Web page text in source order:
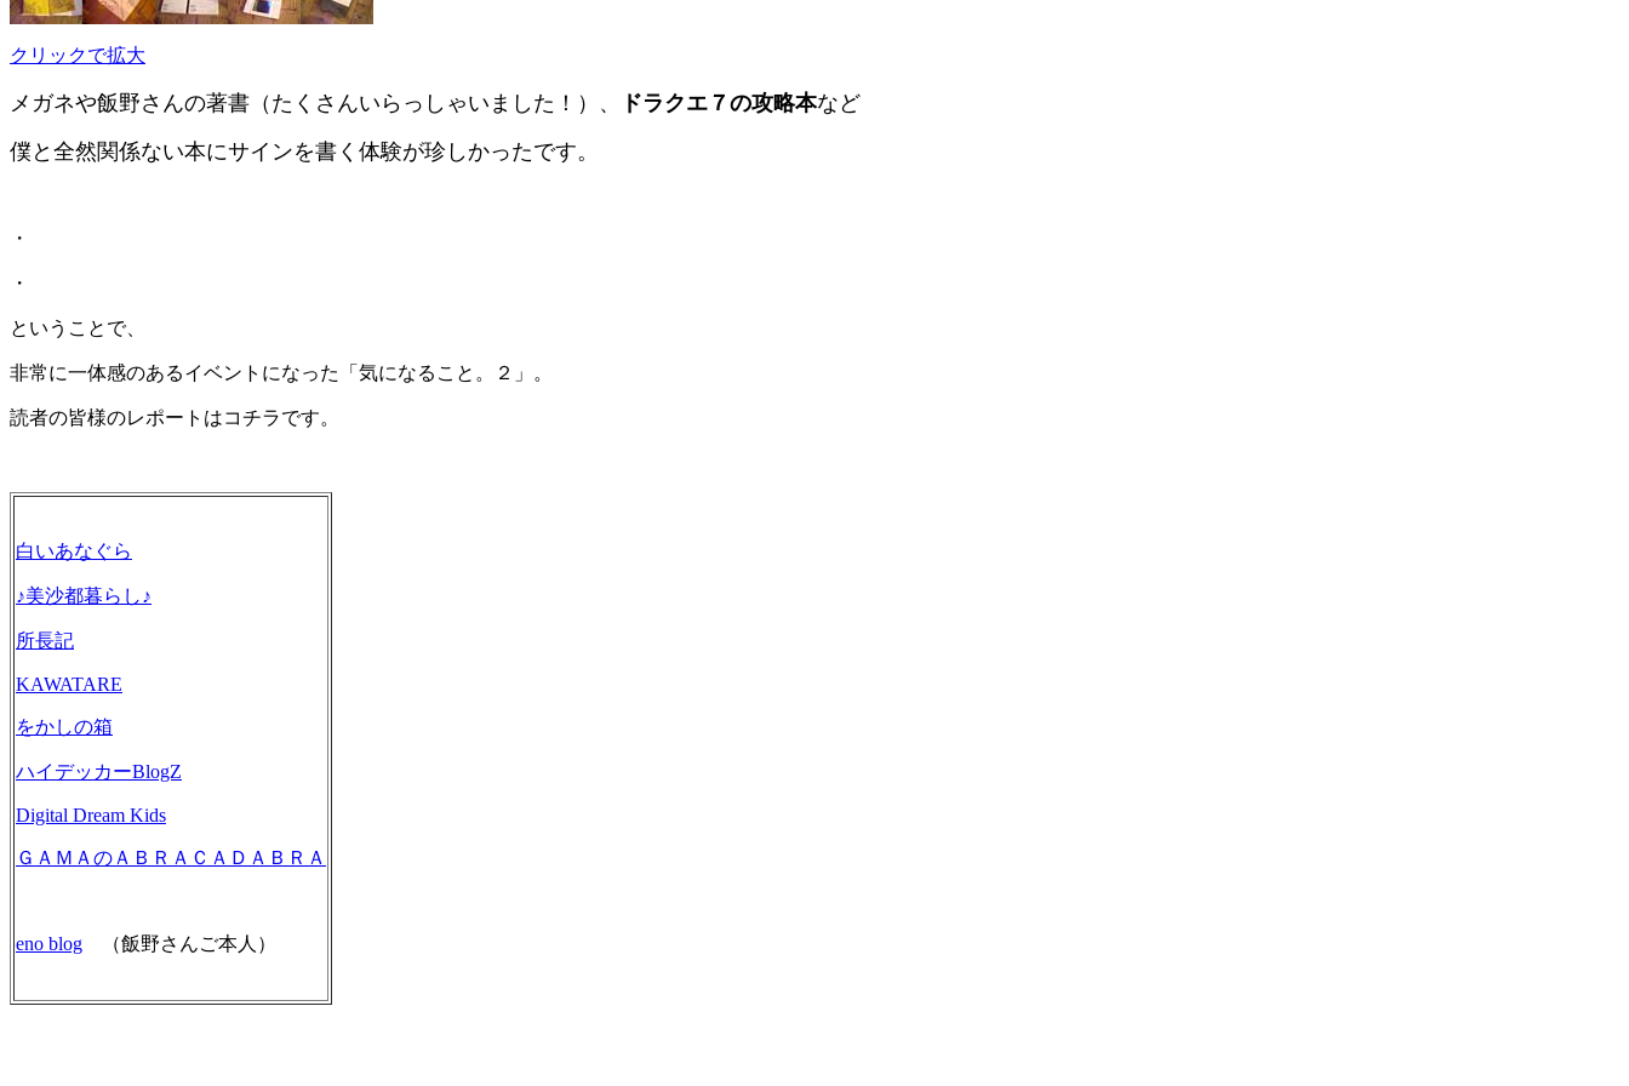
クリックで拡大
メガネや飯野さんの著書（たくさんいらっしゃいました！）、 ドラクエ７の攻略本など
僕と全然関係ない本にサインを書く体験が珍しかったです。
・
・
ということで、
非常に一体感のあるイベントになった「気になること。２」。
読者の皆様のレポートはコチラです。
白いあなぐら
♪美沙都暮らし♪
所長記
KAWATARE
をかしの箱
ハイデッカーBlogZ
Digital Dream Kids
ＧＡＭＡのＡＢＲＡＣＡＤＡＢＲＡ
eno blog （飯野さんご本人）